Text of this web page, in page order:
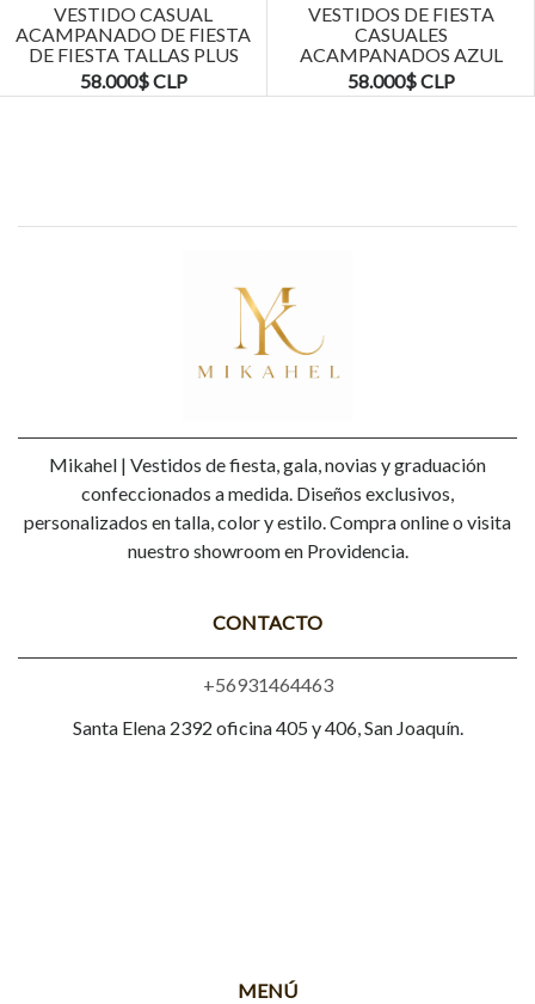
VESTIDOS DE FIESTA
CASUALES
ACAMPANADOS AZUL
MARINO TALLAS PLUS
KADRIHEL
58.000$ CLP
VESTIDOS DE FIESTA
CASUALES
ACAMPANADOS NEGRO
TALLAS PLUS KADRIHEL
58.000$ CLP
Mikahel | Vestidos de fiesta, gala, novias y graduación
confeccionados a medida. Diseños exclusivos,
personalizados en talla, color y estilo. Compra online o visita
nuestro showroom en Providencia.
CONTACTO
+56931464463
Santa Elena 2392 oficina 405 y 406, San Joaquín.
MENÚ